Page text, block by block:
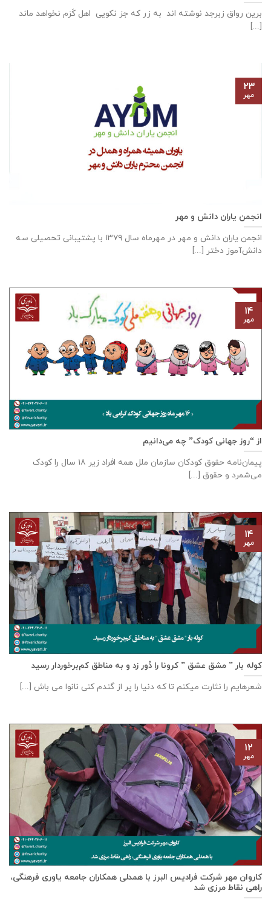
برین رواق زبرجد نوشته اند به زر که جز نکویی اهل کَرَم نخواهد ماند
[...]
انجمن یاران دانش و مهر
انجمن یاران دانش و مهر در مهرماه سال ۱۳۷۹ با پشتیبانی تحصیلی سه
دانش‌آموز دختر [...]
۲۳
مهر
از “روز جهانی کودک” چه می‌دانیم
پیمان‌نامه‌ حقوق کودکان سازمان ملل همه‌ افراد زیر ۱۸ سال را کودک
می‌شمرد و حقوق [...]
۱۴
مهر
کوله بار ” مشق عشق ” کرونا را دُور زد و به مناطق کم‌برخوردار رسید
شعرهایم را نثارت میکنم تا که دنیا را پر از گندم کنی نانوا می باش [...]
۱۴
مهر
كاروان مهر شرکت فرادیس البرز با همدلی همکاران جامعه یاوری فرهنگی،
راهی نقاط مرزی شد
۱۲
مهر